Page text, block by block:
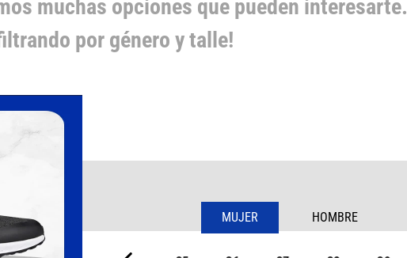
muchas opciones que pueden interesarte.
por género y talle!
MUJER HOMBRE